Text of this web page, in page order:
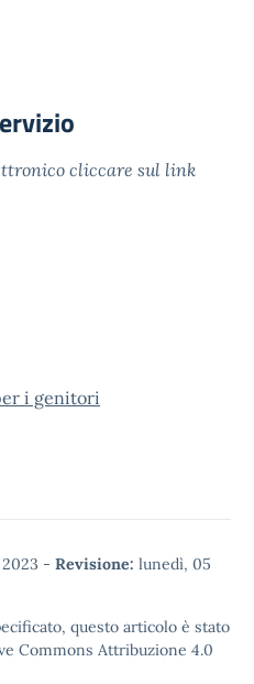
cliccare sul link
i genitori
- Revisione: lunedì, 05
questo articolo è stato
Commons Attribuzione 4.0